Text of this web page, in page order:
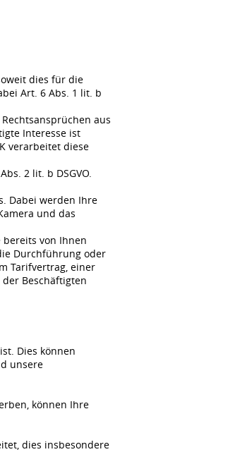
dies für die
Art. 6 Abs. 1 lit. b
aus
Interesse ist
verarbeitet diese
2 lit. b DSGVO.
Dabei werden Ihre
und das
bereits von Ihnen
Durchführung oder
Tarifvertrag, einer
Beschäftigten
Dies können
unsere
können Ihre
dies insbesondere